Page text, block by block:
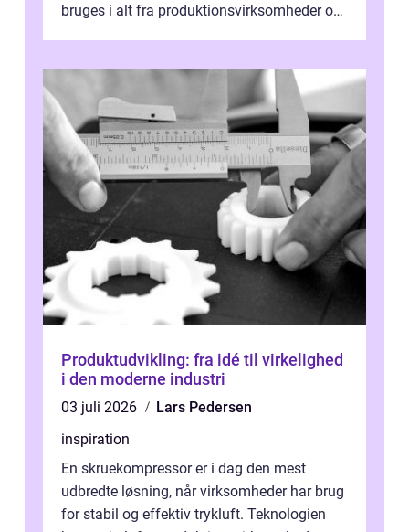
bruges i alt fra produktionsvirksomheder og
Produktudvikling: fra idé til virkelighed
i den moderne industri
03 juli 2026
Lars Pedersen
inspiration
En skruekompressor er i dag den mest
udbredte løsning, når virksomheder har brug
for stabil og effektiv trykluft. Teknologien